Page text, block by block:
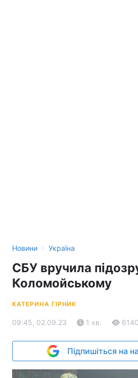
Новини › Україна
СБУ вручила
Коломойському
КАТЕРИНА ГІРНИК
09:45, 02.09.23 1 хв. 6140
Підпишіться на